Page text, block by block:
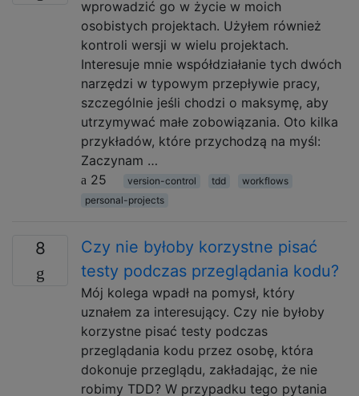
wprowadzić go w życie w moich
osobistych projektach. Użyłem również
kontroli wersji w wielu projektach.
Interesuje mnie współdziałanie tych dwóch
narzędzi w typowym przepływie pracy,
szczególnie jeśli chodzi o maksymę, aby
utrzymywać małe zobowiązania. Oto kilka
przykładów, które przychodzą na myśl:
Zaczynam …
25
version-control tdd
workflows
personal-projects
8
Czy nie byłoby korzystne pisać
testy podczas przeglądania kodu?
Mój kolega wpadł na pomysł, który
uznałem za interesujący. Czy nie byłoby
korzystne pisać testy podczas
przeglądania kodu przez osobę, która
dokonuje przeglądu, zakładając, że nie
robimy TDD? W przypadku tego pytania